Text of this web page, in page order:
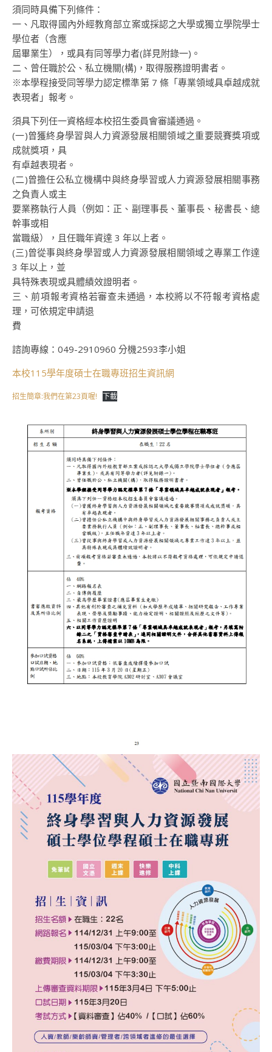
須同時具備下列條件：
一、凡取得國內外經教育部立案或採認之大學或獨立學院學士
學位者（含應
屆畢業生），或具有同等學力者(詳見附錄一)。
二、曾任職於公、私立機關(構)，取得服務證明書者。
※本學程接受同等學力認定標準第 7 條「專業領域具卓越成就
表現者」報考。
須具下列任一資格經本校招生委員會審議通過。
(一)曾獲終身學習與人力資源發展相關領域之重要競賽獎項或
成就獎項，具
有卓越表現者。
(二)曾擔任公私立機構中與終身學習或人力資源發展相關事務
之負責人或主
要業務執行人員（例如：正、副理事長、董事長、秘書長、總
幹事或相
當職級），且任職年資達 3 年以上者。
(三)曾從事與終身學習或人力資源發展相關領域之專業工作達
3 年以上，並
具特殊表現或具體績效證明者。
三、前項報考資格若審查未通過，本校將以不符報考資格處
理，可依規定申請退
費
諮詢專線：049-2910960 分機2593李小姐
本校115學年度碩士在職專班招生資訊網
招生簡章:我們在第23頁喔! 下載